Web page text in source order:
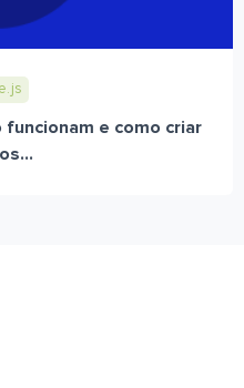
funcionam e como criar